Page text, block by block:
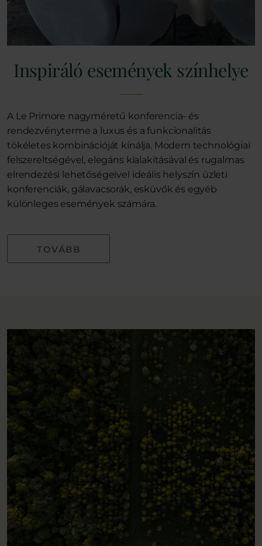
Inspiráló események színhelye
A Le Primore nagyméretű konferencia- és
rendezvényterme a luxus és a funkcionalitás
tökéletes kombinációját kínálja. Modern technológiai
felszereltségével, elegáns kialakításával és rugalmas
elrendezési lehetőségeivel ideális helyszín üzleti
konferenciák, gálavacsorák, esküvők és egyéb
különleges események számára.
TOVÁBB